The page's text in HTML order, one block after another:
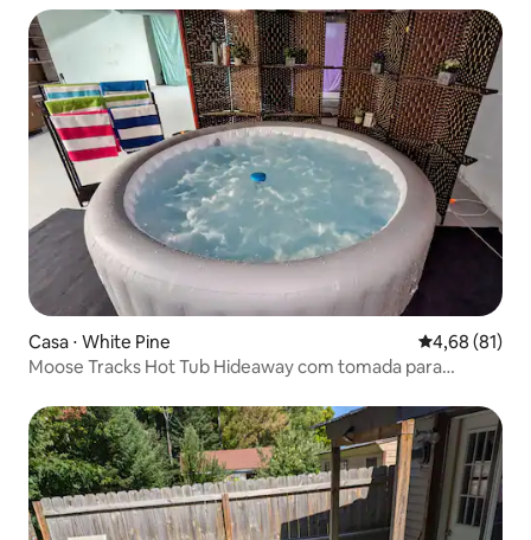
Casa ⋅ White Pine 4,68 de uma
4,68 (81)
Moose Tracks Hot Tub Hideaway com tomada para